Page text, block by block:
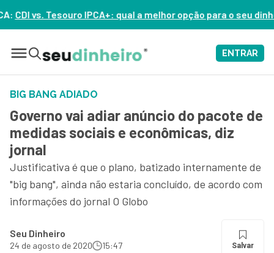
qual a melhor opção para o seu dinheiro hoje? – ASSISTA
ENTRAR
BIG BANG ADIADO
Governo vai adiar anúncio do pacote de
medidas sociais e econômicas, diz
jornal
Justificativa é que o plano, batizado internamente de
"big bang", ainda não estaria concluído, de acordo com
informações do jornal O Globo
Seu Dinheiro
24 de agosto de 2020 15:47 Salvar